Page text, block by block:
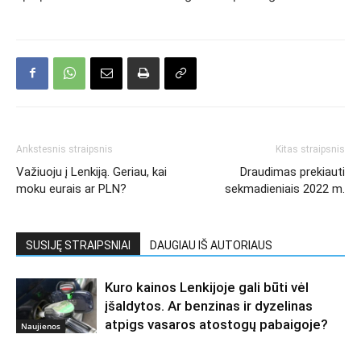
Ankstesnis straipsnis
Važiuoju į Lenkiją. Geriau, kai
moku eurais ar PLN?
Kitas straipsnis
Draudimas prekiauti
sekmadieniais 2022 m.
SUSIJĘ STRAIPSNIAI DAUGIAU IŠ AUTORIAUS
Naujienos
Kuro kainos Lenkijoje gali būti vėl
įšaldytos. Ar benzinas ir dyzelinas
atpigs vasaros atostogų pabaigoje?